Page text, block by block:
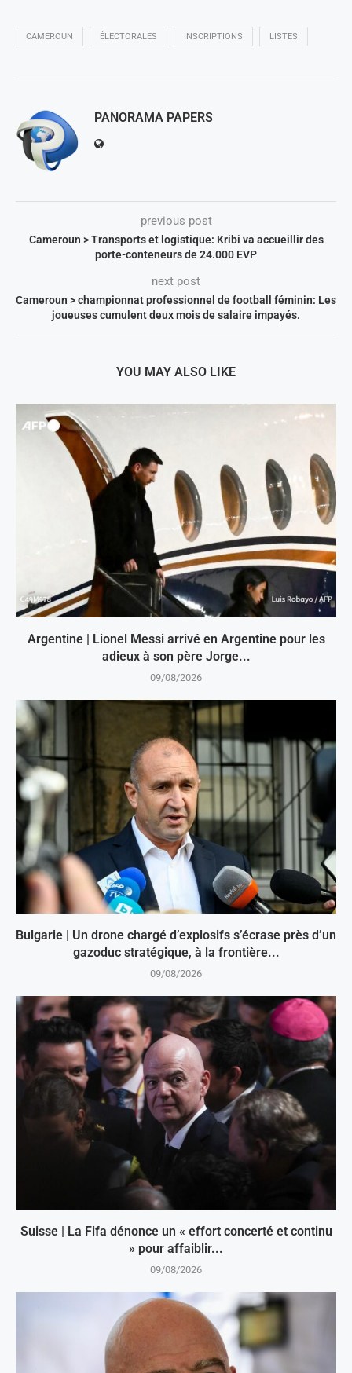
CAMEROUN ÉLECTORALES INSCRIPTIONS LISTES
PANORAMA PAPERS
previous post
Cameroun > Transports et logistique: Kribi va accueillir des
porte-conteneurs de 24.000 EVP
next post
Cameroun > championnat professionnel de football féminin: Les
joueuses cumulent deux mois de salaire impayés.
YOU MAY ALSO LIKE
Argentine | Lionel Messi arrivé en Argentine pour les
adieux à son père Jorge...
09/08/2026
Bulgarie | Un drone chargé d’explosifs s’écrase près d’un
gazoduc stratégique, à la frontière...
09/08/2026
Suisse | La Fifa dénonce un « effort concerté et continu
» pour affaiblir...
09/08/2026